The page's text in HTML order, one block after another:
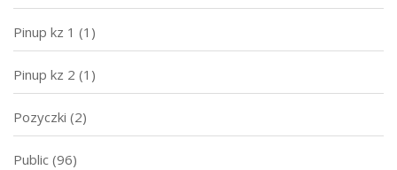
Pinup kz 1 (1)
Pinup kz 2 (1)
Pozyczki (2)
Public (96)